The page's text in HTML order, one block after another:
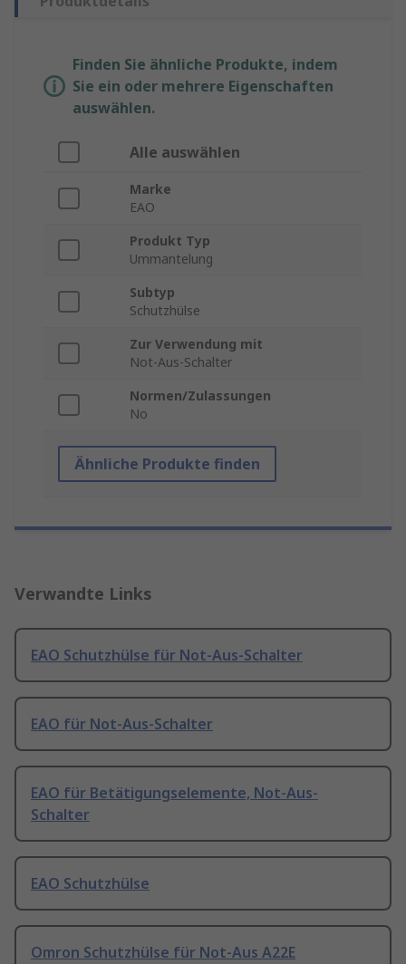
Finden Sie ähnliche Produkte, indem
Sie ein oder mehrere Eigenschaften
auswählen.
Alle auswählen
Marke
EAO
Produkt Typ
Ummantelung
Subtyp
Schutzhülse
Zur Verwendung mit
Not-Aus-Schalter
Normen/Zulassungen
No
Ähnliche Produkte finden
Verwandte Links
EAO Schutzhülse für Not-Aus-Schalter
EAO für Not-Aus-Schalter
EAO für Betätigungselemente, Not-Aus-
Schalter
EAO Schutzhülse
Omron Schutzhülse für Not-Aus A22E